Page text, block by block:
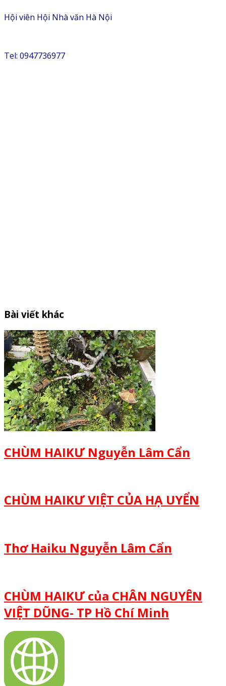
Hội viên Hội Nhà văn Hà Nội
Tel: 0947736977
Bài viết khác
CHÙM HAIKƯ Nguyễn Lâm Cẩn
CHÙM HAIKƯ VIỆT CỦA HẠ UYỂN
Thơ Haiku Nguyễn Lâm Cẩn
CHÙM HAIKƯ của CHÂN NGUYÊN
VIỆT DŨNG- TP Hồ Chí Minh